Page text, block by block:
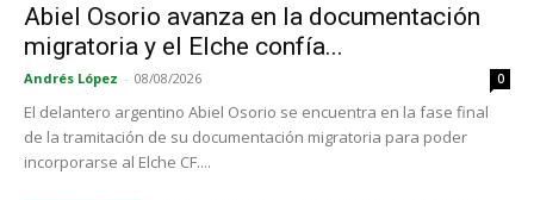
Abiel Osorio avanza en la documentación
migratoria y el Elche confía...
Andrés López - 08/08/2026 0
El delantero argentino Abiel Osorio se encuentra en la fase final
de la tramitación de su documentación migratoria para poder
incorporarse al Elche CF....